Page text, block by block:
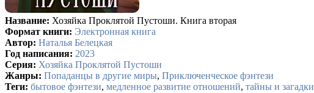
Название: Хозяйка Проклятой Пустоши. Книга вторая
Формат книги: Электронная книга
Автор: Наталья Белецкая
Год написания: 2023
Серия: Хозяйка Проклятой Пустоши
Жанры: Попаданцы в другие миры, Приключенческое фэнтези
Теги: бытовое фэнтези, медленное развитие отношений, тайны и загадки